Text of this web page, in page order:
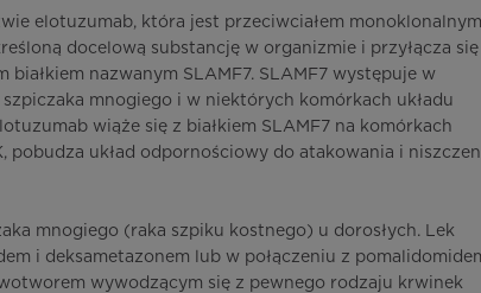
elotuzumab, która jest przeciwciałem
docelową substancję w organizmie i przyłącza się
nazwanym SLAMF7. SLAMF7 występuje w
mnogiego i w niektórych komórkach układu
wiąże się z białkiem SLAMF7 na komórkach
pobudza układ odpornościowy do atakowania i
mnogiego (raka szpiku kostnego) u dorosłych. Lek
i deksametazonem lub w połączeniu z
wywodzącym się z pewnego rodzaju krwinek